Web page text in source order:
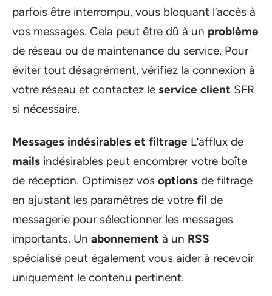
parfois être interrompu, vous bloquant l’accès à
vos messages. Cela peut être dû à un problème
de réseau ou de maintenance du service. Pour
éviter tout désagrément, vérifiez la connexion à
votre réseau et contactez le service client SFR
si nécessaire.
Messages indésirables et filtrage L’afflux de
mails indésirables peut encombrer votre boîte
de réception. Optimisez vos options de filtrage
en ajustant les paramètres de votre fil de
messagerie pour sélectionner les messages
importants. Un abonnement à un RSS
spécialisé peut également vous aider à recevoir
uniquement le contenu pertinent.